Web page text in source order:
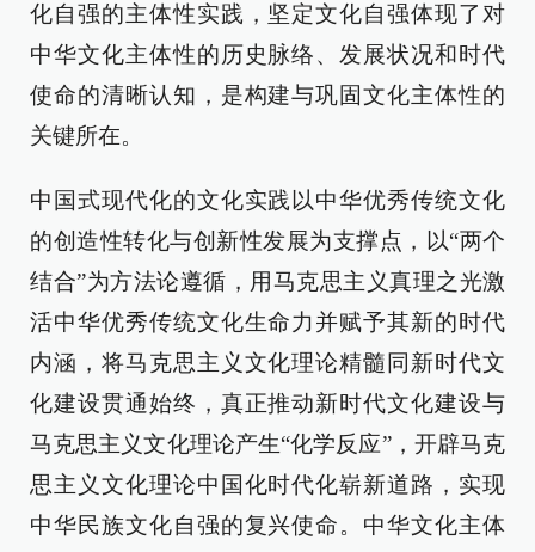
化自强的主体性实践，坚定文化自强体现了对
中华文化主体性的历史脉络、发展状况和时代
使命的清晰认知，是构建与巩固文化主体性的
关键所在。
中国式现代化的文化实践以中华优秀传统文化
的创造性转化与创新性发展为支撑点，以“两个
结合”为方法论遵循，用马克思主义真理之光激
活中华优秀传统文化生命力并赋予其新的时代
内涵，将马克思主义文化理论精髓同新时代文
化建设贯通始终，真正推动新时代文化建设与
马克思主义文化理论产生“化学反应”，开辟马克
思主义文化理论中国化时代化崭新道路，实现
中华民族文化自强的复兴使命。中华文化主体